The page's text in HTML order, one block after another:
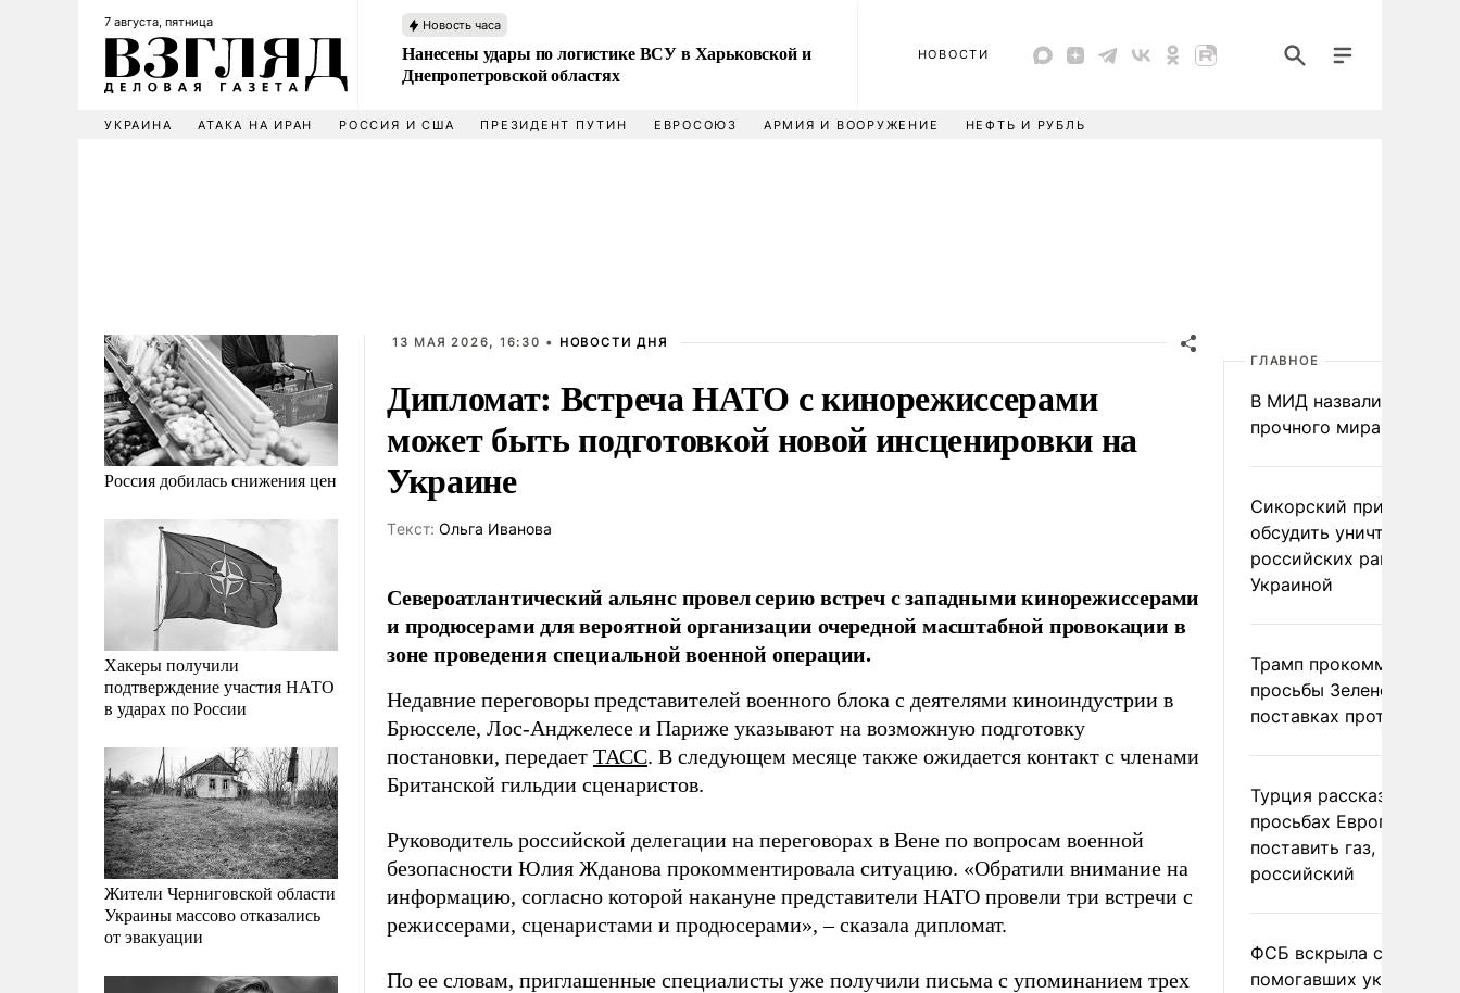
7 августа, пятница Новость часа
Нанесены удары по логистике ВСУ в Харьковской и
Днепропетровской областях
НОВОСТИ
УКРАИНА АТАКА НА ИРАН РОССИЯ И США ПРЕЗИДЕНТ ПУТИН ЕВРОСОЮЗ АРМИЯ И ВООРУЖЕНИЕ НЕФТЬ И РУБЛЬ
Россия добилась снижения цен
Хакеры получили
подтверждение участия НАТО
в ударах по России
Жители Черниговской области
Украины массово отказались
от эвакуации
13 МАЯ 2026, 16:30 • НОВОСТИ ДНЯ
Дипломат: Встреча НАТО с кинорежиссерами
может быть подготовкой новой инсценировки на
Украине
Tекст: Ольга Иванова
Североатлантический альянс провел серию встреч с западными кинорежиссерами
и продюсерами для вероятной организации очередной масштабной провокации в
зоне проведения специальной военной операции.
Недавние переговоры представителей военного блока с деятелями киноиндустрии в
Брюсселе, Лос-Анджелесе и Париже указывают на возможную подготовку
постановки, передает ТАСС. В следующем месяце также ожидается контакт с членами
Британской гильдии сценаристов.
Руководитель российской делегации на переговорах в Вене по вопросам военной
безопасности Юлия Жданова прокомментировала ситуацию. «Обратили внимание на
информацию, согласно которой накануне представители НАТО провели три встречи с
режиссерами, сценаристами и продюсерами», – сказала дипломат.
По ее словам, приглашенные специалисты уже получили письма с упоминанием трех
ГЛАВНОЕ
В МИД назвали условия
прочного мира на
Сикорский призвал
обсудить уничтожение
российских ракет над
Украиной
Трамп
просьбы Зеленского о
поставках
Турция рассказала о
просьбах Европы
поставить газ, но не
российский
ФСБ вскрыла сеть
помогавших